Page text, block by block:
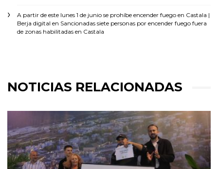
A partir de este lunes 1 de junio se prohíbe encender fuego en Castala |
Berja digital en Sancionadas siete personas por encender fuego fuera
de zonas habilitadas en Castala
NOTICIAS RELACIONADAS